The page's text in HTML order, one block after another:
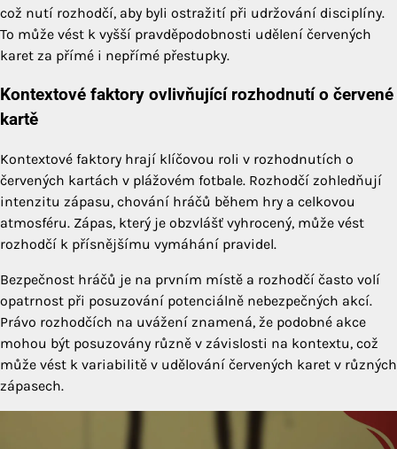
což nutí rozhodčí, aby byli ostražití při udržování disciplíny.
To může vést k vyšší pravděpodobnosti udělení červených
karet za přímé i nepřímé přestupky.
Kontextové faktory ovlivňující rozhodnutí o červené
kartě
Kontextové faktory hrají klíčovou roli v rozhodnutích o
červených kartách v plážovém fotbale. Rozhodčí zohledňují
intenzitu zápasu, chování hráčů během hry a celkovou
atmosféru. Zápas, který je obzvlášť vyhrocený, může vést
rozhodčí k přísnějšímu vymáhání pravidel.
Bezpečnost hráčů je na prvním místě a rozhodčí často volí
opatrnost při posuzování potenciálně nebezpečných akcí.
Právo rozhodčích na uvážení znamená, že podobné akce
mohou být posuzovány různě v závislosti na kontextu, což
může vést k variabilitě v udělování červených karet v různých
zápasech.